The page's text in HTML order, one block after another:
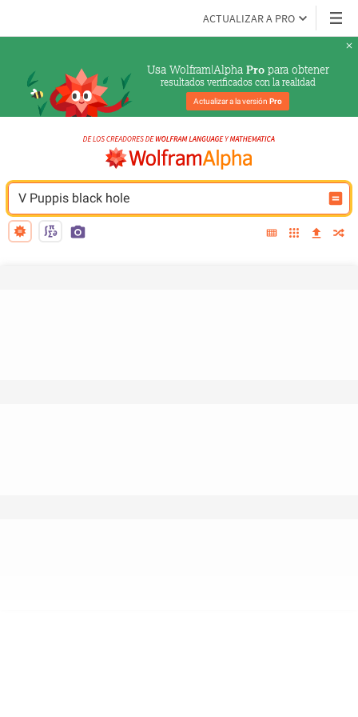
ACTUALIZAR A PRO
Usa Wolfram|Alpha Pro para obtener
resultados verificados con la realidad
Actualizar a la versión Pro
V Puppis black hole